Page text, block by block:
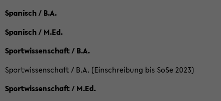
Spanisch / B.A.
Spanisch / M.Ed.
Sportwissenschaft / B.A.
Sportwissenschaft / B.A. (Einschreibung bis SoSe 2023)
Sportwissenschaft / M.Ed.